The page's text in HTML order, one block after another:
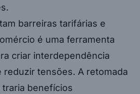
barreiras tarifárias e
é uma ferramenta
criar interdependência
reduzir tensões. A retomada
benefícios